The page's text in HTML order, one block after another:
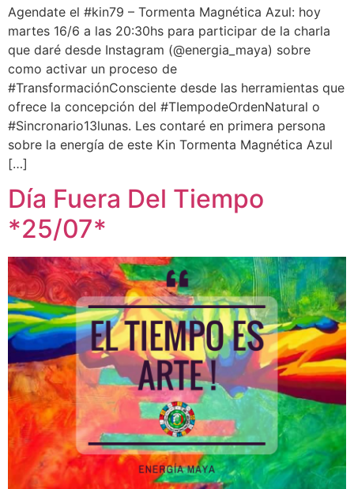
Agendate el #kin79 – Tormenta Magnética Azul: hoy
martes 16/6 a las 20:30hs para participar de la charla
que daré desde Instagram (@energia_maya) sobre
como activar un proceso de
#TransformaciónConsciente desde las herramientas que
ofrece la concepción del #TIempodeOrdenNatural o
#Sincronario13lunas. Les contaré en primera persona
sobre la energía de este Kin Tormenta Magnética Azul
[…]
Día Fuera Del Tiempo
*25/07*